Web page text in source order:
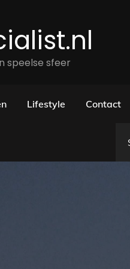
speelse sfeer
Lifestyle Contact
for: